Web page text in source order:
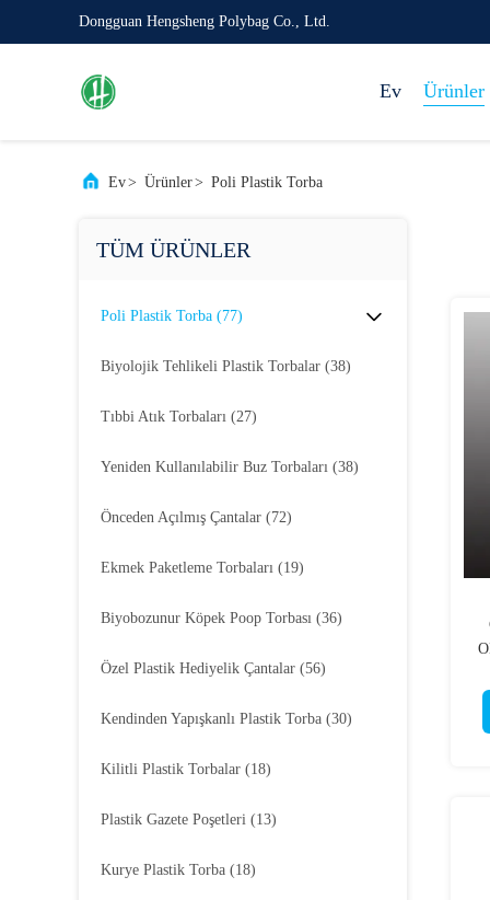
Dongguan Hengsheng Polybag Co., Ltd.
Ev Ürünler
Ev> Ürünler> Poli Plastik Torba
TÜM ÜRÜNLER
Poli Plastik Torba (77)
Biyolojik Tehlikeli Plastik Torbalar (38)
Tıbbi Atık Torbaları (27)
Yeniden Kullanılabilir Buz Torbaları (38)
Önceden Açılmış Çantalar (72)
Ekmek Paketleme Torbaları (19)
Biyobozunur Köpek Poop Torbası (36)
Özel Plastik Hediyelik Çantalar (56)
Kendinden Yapışkanlı Plastik Torba (30)
Kilitli Plastik Torbalar (18)
Plastik Gazete Poşetleri (13)
Kurye Plastik Torba (18)